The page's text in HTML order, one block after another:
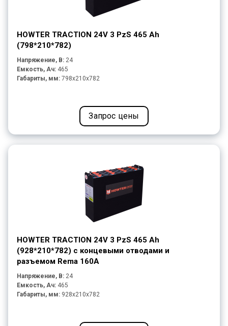
HOWTER TRACTION 24V 3 PzS 465 Ah
(798*210*782)
Напряжение, В: 24
Емкость, Ач: 465
Габариты, мм: 798x210x782
Запрос цены
HOWTER TRACTION 24V 3 PzS 465 Ah
(928*210*782) с концевыми отводами и
разъемом Rema 160A
Напряжение, В: 24
Емкость, Ач: 465
Габариты, мм: 928x210x782